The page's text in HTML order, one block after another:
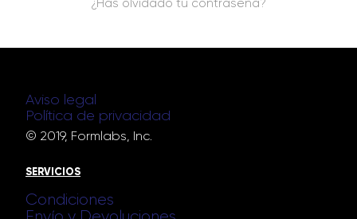
¿Has olvidado tu contraseña?
Aviso legal
Política de privacidad
© 2019, Formlabs, Inc.
SERVICIOS
Condiciones